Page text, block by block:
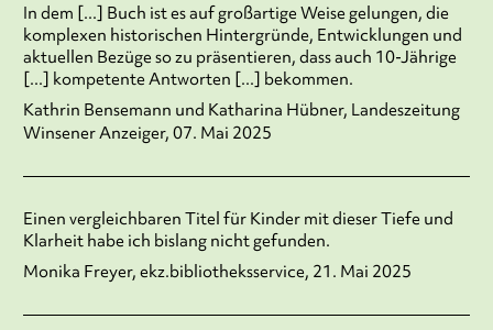
In dem [...] Buch ist es auf großartige Weise gelungen, die
komplexen historischen Hintergründe, Entwicklungen und
aktuellen Bezüge so zu präsentieren, dass auch 10-Jährige
[...] kompetente Antworten [...] bekommen.
Kathrin Bensemann und Katharina Hübner, Landeszeitung
Winsener Anzeiger, 07. Mai 2025
Einen vergleichbaren Titel für Kinder mit dieser Tiefe und
Klarheit habe ich bislang nicht gefunden.
Monika Freyer, ekz.bibliotheksservice, 21. Mai 2025